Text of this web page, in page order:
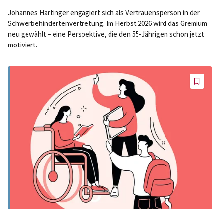
Johannes Hartinger engagiert sich als Vertrauensperson in der
Schwerbehindertenvertretung. Im Herbst 2026 wird das Gremium
neu gewählt – eine Perspektive, die den 55-Jährigen schon jetzt
motiviert.